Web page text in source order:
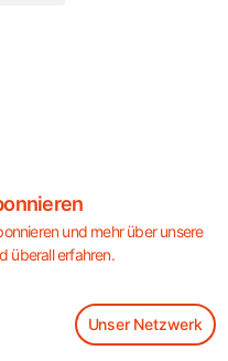
und mehr über unsere
überall erfahren.
Unser Netzwerk